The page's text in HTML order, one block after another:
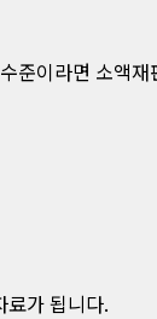
준이라면 소액재
료가 됩니다.